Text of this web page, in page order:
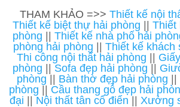
THAM KHẢO =>> Thiết kế nội
Thiết kế biệt thự hải phòng
Thiết
phòng
Thiết kế nhà phố hải
phòng hải phòng
Thiết kế khách
Thi công nội thất hải phòng
phòng
Sofa đẹp hải phòng
phòng
Bàn thờ đẹp hải phòng
phòng
Cầu thang gỗ đẹp hải
đại
Nội thất tân cổ điển Xưởng